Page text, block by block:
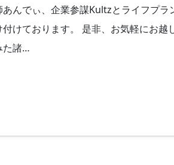
んでぃ、企業参謀Kultzとライフプ
けております。 是非、お気軽にお越
た諸…